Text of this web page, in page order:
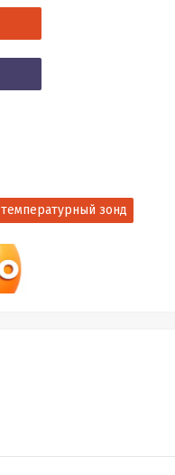
температурный зонд